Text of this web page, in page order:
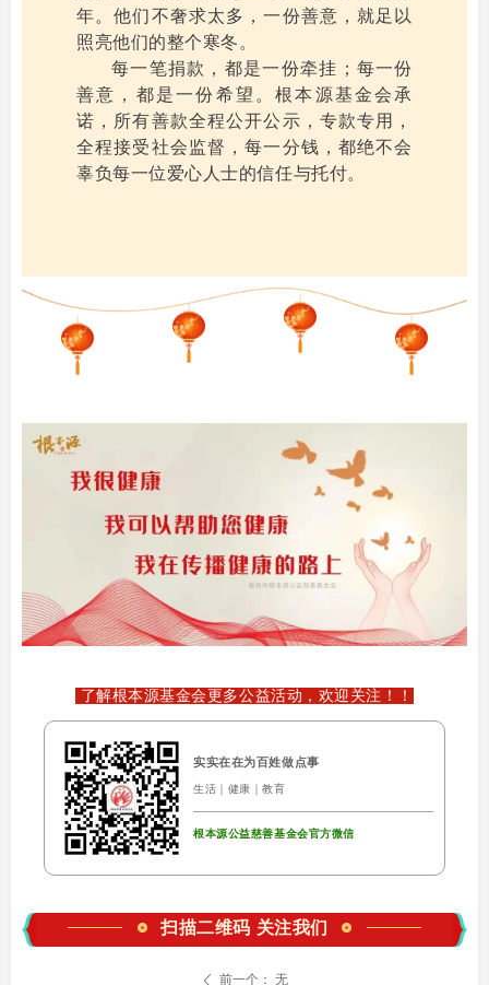
年。他们不奢求太多，一份善意，就足以
照亮他们的整个寒冬。
每一笔捐款，都是一份牵挂；每一份
善意，都是一份希望。根本源基金会承
诺，所有善款全程公开公示，专款专用，
全程接受社会监督，每一分钱，都绝不会
辜负每一位爱心人士的信任与托付。
了解根本源基金会更多公益活动，欢迎关注！！
实实在在为百姓做点事
生活｜健康｜教育
根本源公益慈善基金会官方微信
扫描二维码 关注我们
ꄴ 前一个： 无